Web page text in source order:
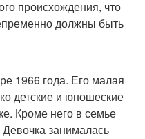
происхождения, что
должны быть
1966 года. Его малая
детские и юношеские
Кроме него в семье
занималась